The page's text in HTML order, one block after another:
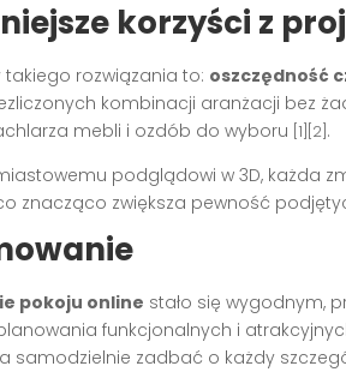
korzyści z
takiego rozwiązania to: oszczędność
kombinacji aranżacji bez
mebli i ozdób do wyboru [1][2] .
podglądowi w 3D, każda
znacząco zwiększa pewność
pokoju online stało się wygodnym,
funkcjonalnych i
samodzielnie zadbać o każdy